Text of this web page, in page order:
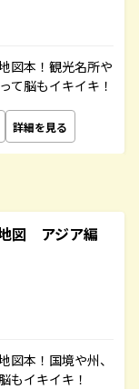
図本！観光名所や
て脳もイキイキ！
詳細を見る
図 アジア編
図本！国境や州、
もイキイキ！